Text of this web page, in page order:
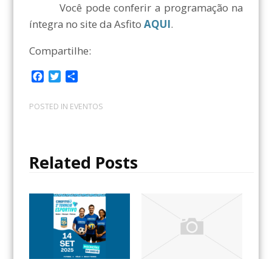
Você pode conferir a programação na
íntegra no site da Asfito AQUI.
Compartilhe:
c
e
k
i
t
m
p
i
a
r
POSTED IN EVENTOS
Related Posts